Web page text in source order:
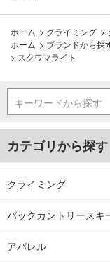
ホーム > クライミング >
ホーム > ブランドから探
> スクワマライト
キーワードから探す
カテゴリから探す
クライミング
バックカントリースキ
アパレル